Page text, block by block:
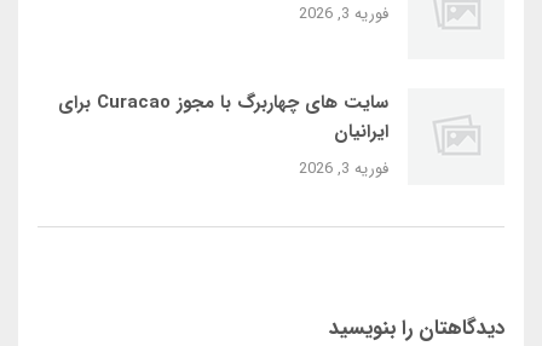
فوریه 3, 2026
سایت‌ های چهاربرگ با مجوز Curacao برای
ایرانیان
فوریه 3, 2026
دیدگاهتان را بنویسید